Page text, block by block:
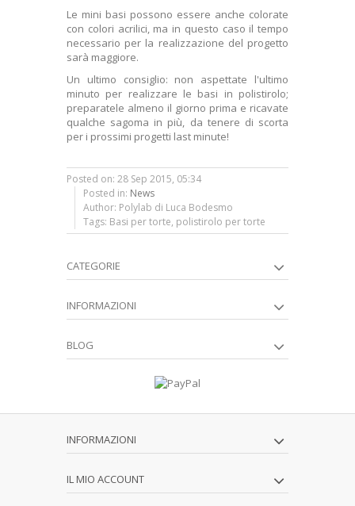
Le mini basi possono essere anche colorate
con colori acrilici, ma in questo caso il tempo
necessario per la realizzazione del progetto
sarà maggiore.
Un ultimo consiglio: non aspettate l'ultimo
minuto per realizzare le basi in polistirolo;
preparatele almeno il giorno prima e ricavate
qualche sagoma in più, da tenere di scorta
per i prossimi progetti last minute!
Posted on: 28 Sep 2015, 05:34
Posted in: News
Author: Polylab di Luca Bodesmo
Tags: Basi per torte, polistirolo per torte
CATEGORIE
INFORMAZIONI
BLOG
INFORMAZIONI
IL MIO ACCOUNT